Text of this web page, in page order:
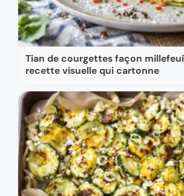
Tian de courgettes façon
recette visuelle qui cartonne